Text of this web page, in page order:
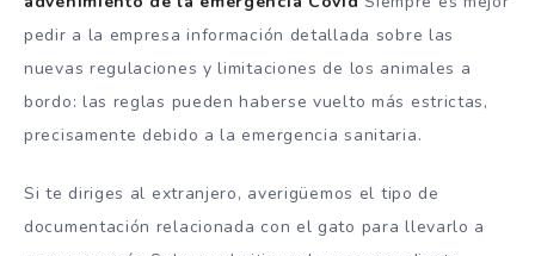
pedir a la empresa información detallada sobre las
nuevas regulaciones y limitaciones de los animales a
bordo: las reglas pueden haberse vuelto más estrictas,
precisamente debido a la emergencia sanitaria.
Si te diriges al extranjero, averigüemos el tipo de
documentación relacionada con el gato para llevarlo a